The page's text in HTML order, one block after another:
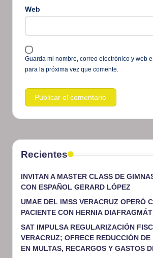
Web
Guarda mi nombre, correo electrónico y web
para la próxima vez que comente.
Recientes
INVITAN A MASTER CLASS DE
CON ESPAÑOL GERARD LÓPEZ
UMAE DEL IMSS VERACRUZ OPERÓ
PACIENTE CON HERNIA
SAT IMPULSA REGULARIZACIÓN
VERACRUZ; OFRECE REDUCCIÓN DE
EN MULTAS, RECARGOS Y GASTOS